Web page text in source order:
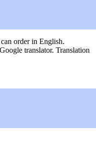
order in English.
translator. Translation